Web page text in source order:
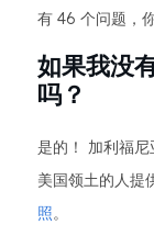
有 46 个问题，
如果我没
吗？
是的！ 加利福
美国领土的人提
照。